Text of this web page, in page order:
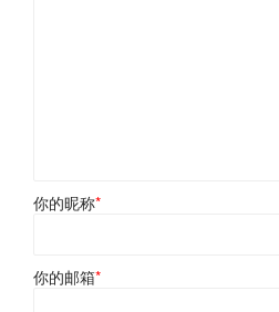
你的昵称*
你的邮箱*